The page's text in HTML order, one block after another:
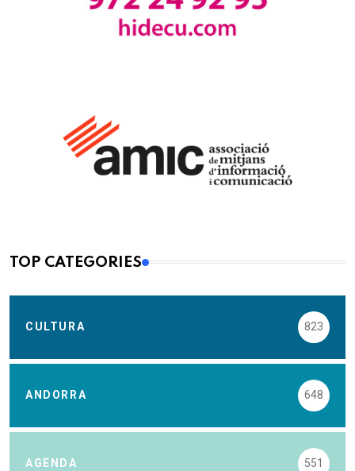
TOP CATEGORIES
CULTURA 823
ANDORRA 648
AGENDA 551